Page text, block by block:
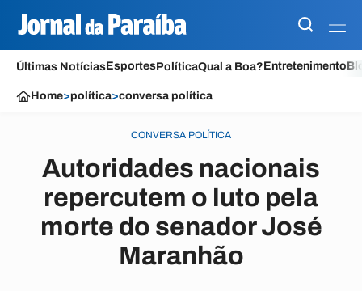
Últimas NotíciasEsportesPolíticaQual a Boa?Entretenimento
Home>política>conversa política
CONVERSA POLÍTICA
Autoridades nacionais
repercutem o luto pela
morte do senador José
Maranhão